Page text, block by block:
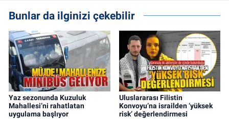
Bunlar da ilginizi çekebilir
Yaz sezonunda Kuzuluk
Mahallesi’ni rahatlatan
uygulama başlıyor
Uluslararası Filistin
Konvoyu’na israilden ‘yüksek
risk’ değerlendirmesi